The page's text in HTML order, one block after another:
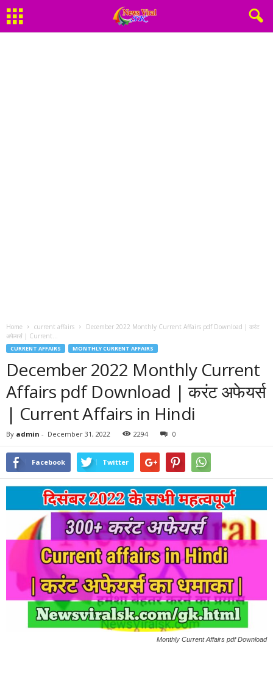
Home current affairs
December 2022 Monthly Current Affairs pdf Download | करंट
अफेयर्स | Current...
CURRENT AFFAIRS MONTHLY CURRENT AFFAIRS
December 2022 Monthly Current
Affairs pdf Download | करंट अफेयर्स
| Current Affairs in Hindi
By admin - December 31, 2022 2294 0
Facebook Twitter
Monthly Current Affairs pdf Download